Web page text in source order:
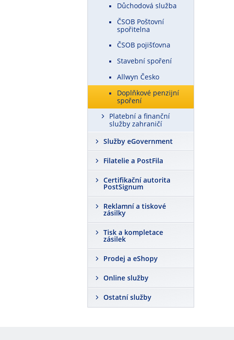
Důchodová služba
ČSOB Poštovní
spořitelna
ČSOB pojišťovna
Stavební spoření
Allwyn Česko
Doplňkové penzijní
spoření
Platební a finanční
služby zahraničí
Služby eGovernment
Filatelie a PostFila
Certifikační autorita
PostSignum
Reklamní a tiskové
zásilky
Tisk a kompletace
zásilek
Prodej a eShopy
Online služby
Ostatní služby